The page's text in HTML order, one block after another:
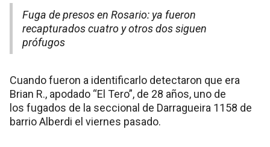
Fuga de presos en Rosario: ya fueron
recapturados cuatro y otros dos siguen
prófugos
Cuando fueron a identificarlo detectaron que era
Brian R., apodado “El Tero”, de 28 años, uno de
los fugados de la seccional de Darragueira 1158 de
barrio Alberdi el viernes pasado.